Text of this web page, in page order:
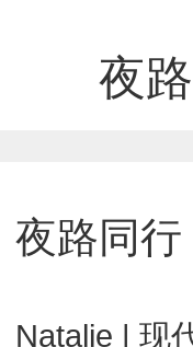
夜
夜路同行
Natalie | 现